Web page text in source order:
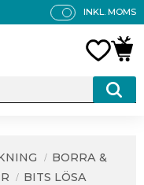
P
A
S
INKL. MOMS
BORRA &
BITS LÖSA